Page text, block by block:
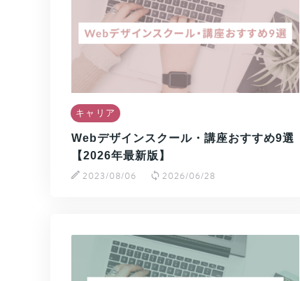
キャリア
Webデザインスクール・講座おすすめ9選
【2026年最新版】
2023/08/06 2026/06/28